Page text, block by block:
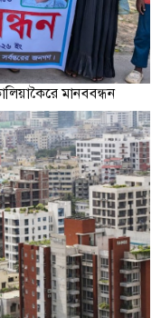
মানববন্ধন